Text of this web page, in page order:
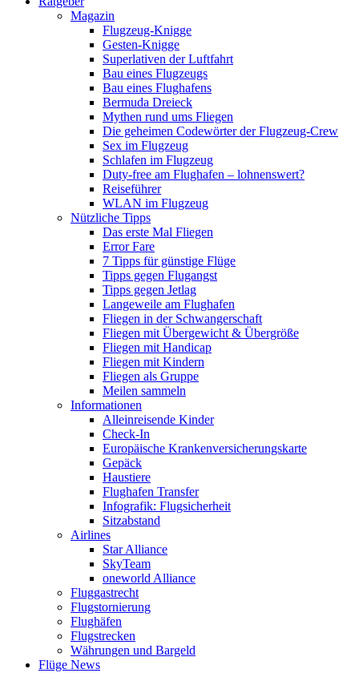
Magazin
Flugzeug-Knigge
Gesten-Knigge
Superlativen der Luftfahrt
Bau eines Flugzeugs
Bau eines Flughafens
Bermuda Dreieck
Mythen rund ums Fliegen
Die geheimen Codewörter der Flugzeug-Crew
Sex im Flugzeug
Schlafen im Flugzeug
Duty-free am Flughafen – lohnenswert?
Reiseführer
WLAN im Flugzeug
Nützliche Tipps
Das erste Mal Fliegen
Error Fare
7 Tipps für günstige Flüge
Tipps gegen Flugangst
Tipps gegen Jetlag
Langeweile am Flughafen
Fliegen in der Schwangerschaft
Fliegen mit Übergewicht & Übergröße
Fliegen mit Handicap
Fliegen mit Kindern
Fliegen als Gruppe
Meilen sammeln
Informationen
Alleinreisende Kinder
Check-In
Europäische Krankenversicherungskarte
Gepäck
Haustiere
Flughafen Transfer
Infografik: Flugsicherheit
Sitzabstand
Airlines
Star Alliance
SkyTeam
oneworld Alliance
Fluggastrecht
Flugstornierung
Flughäfen
Flugstrecken
Währungen und Bargeld
Flüge News